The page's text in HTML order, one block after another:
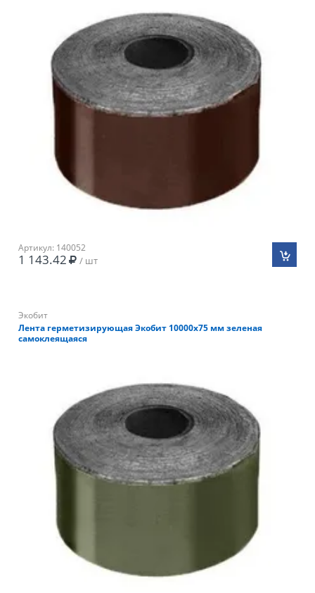
Артикул: 140052
1 143.42 / шт
Экобит
Лента герметизирующая Экобит 10000х75 мм зеленая
самоклеящаяся